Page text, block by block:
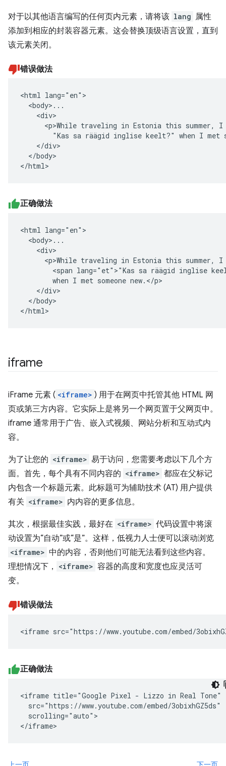
对于以其他语言编写的任何页内元素，请将该 lang 属性
添加到相应的封装容器元素。这会替换顶级语言设置，直到
该元素关闭。
错误做法
<html lang="en">
  <body>...
    <div>
<p>While traveling in Estonia this summer, I
"Kas sa räägid inglise keelt?" when I met
    </div>
  </body>
</html>
正确做法
<html lang="en">
  <body>...
    <div>
<p>While traveling in Estonia this summer, I
<span lang="et">"Kas sa räägid inglise
        when I met someone new.</p>
    </div>
  </body>
</html>
iframe
iFrame 元素 ( <iframe> ) 用于在网页中托管其他 HTML 网
页或第三方内容。它实际上是将另一个网页置于父网页中。
iframe 通常用于广告、嵌入式视频、网站分析和互动式内
容。
为了让您的 <iframe> 易于访问，您需要考虑以下几个方
面。首先，每个具有不同内容的 <iframe> 都应在父标记
内包含一个标题元素。此标题可为辅助技术 (AT) 用户提供
有关 <iframe> 内内容的更多信息。
其次，根据最佳实践，最好在 <iframe> 代码设置中将滚
动设置为“自动”或“是”。这样，低视力人士便可以滚动浏览
<iframe> 中的内容，否则他们可能无法看到这些内容。
理想情况下，
<iframe> 容器的高度和宽度也应灵活可
变。
错误做法
<iframe src="https://www.youtube.com/embed/
正确做法
<iframe title="Google Pixel - Lizzo in Real Tone"
  src="https://www.youtube.com/embed/3obixhGZ5ds"
  scrolling="auto">
</iframe>